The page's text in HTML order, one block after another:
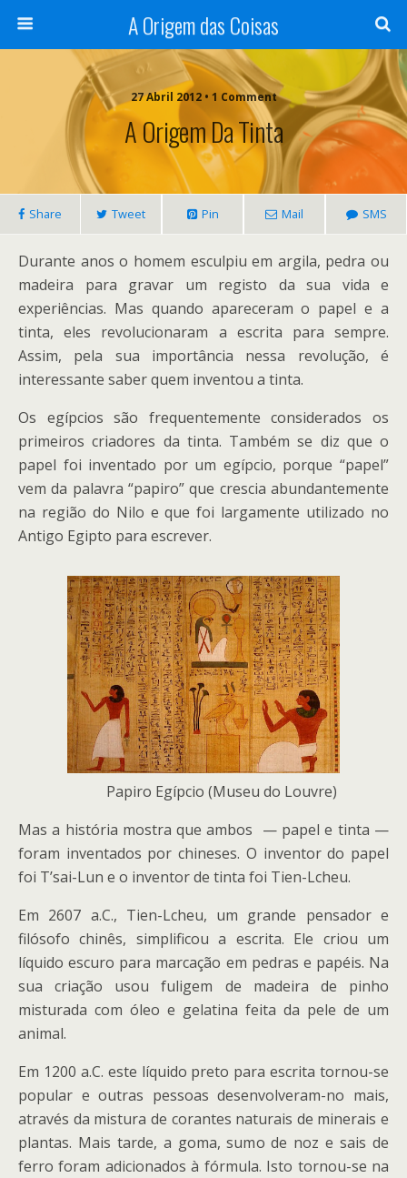
A Origem das Coisas
27 Abril 2012 • 1 Comment
A Origem Da Tinta
Share Tweet Pin Mail SMS
Durante anos o homem esculpiu em argila, pedra ou
madeira para gravar um registo da sua vida e
experiências. Mas quando apareceram o papel e a
tinta, eles revolucionaram a escrita para sempre.
Assim, pela sua importância nessa revolução, é
interessante saber quem inventou a tinta.
Os egípcios são frequentemente considerados os
primeiros criadores da tinta. Também se diz que o
papel foi inventado por um egípcio, porque “papel”
vem da palavra “papiro” que crescia abundantemente
na região do Nilo e que foi largamente utilizado no
Antigo Egipto para escrever.
Papiro Egípcio (Museu do Louvre)
Mas a história mostra que ambos — papel e tinta —
foram inventados por chineses. O inventor do papel
foi T’sai-Lun e o inventor de tinta foi Tien-Lcheu.
Em 2607 a.C., Tien-Lcheu, um grande pensador e
filósofo chinês, simplificou a escrita. Ele criou um
líquido escuro para marcação em pedras e papéis. Na
sua criação usou fuligem de madeira de pinho
misturada com óleo e gelatina feita da pele de um
animal.
Em 1200 a.C. este líquido preto para escrita tornou-se
popular e outras pessoas desenvolveram-no mais,
através da mistura de corantes naturais de minerais e
plantas. Mais tarde, a goma, sumo de noz e sais de
ferro foram adicionados à fórmula. Isto tornou-se na